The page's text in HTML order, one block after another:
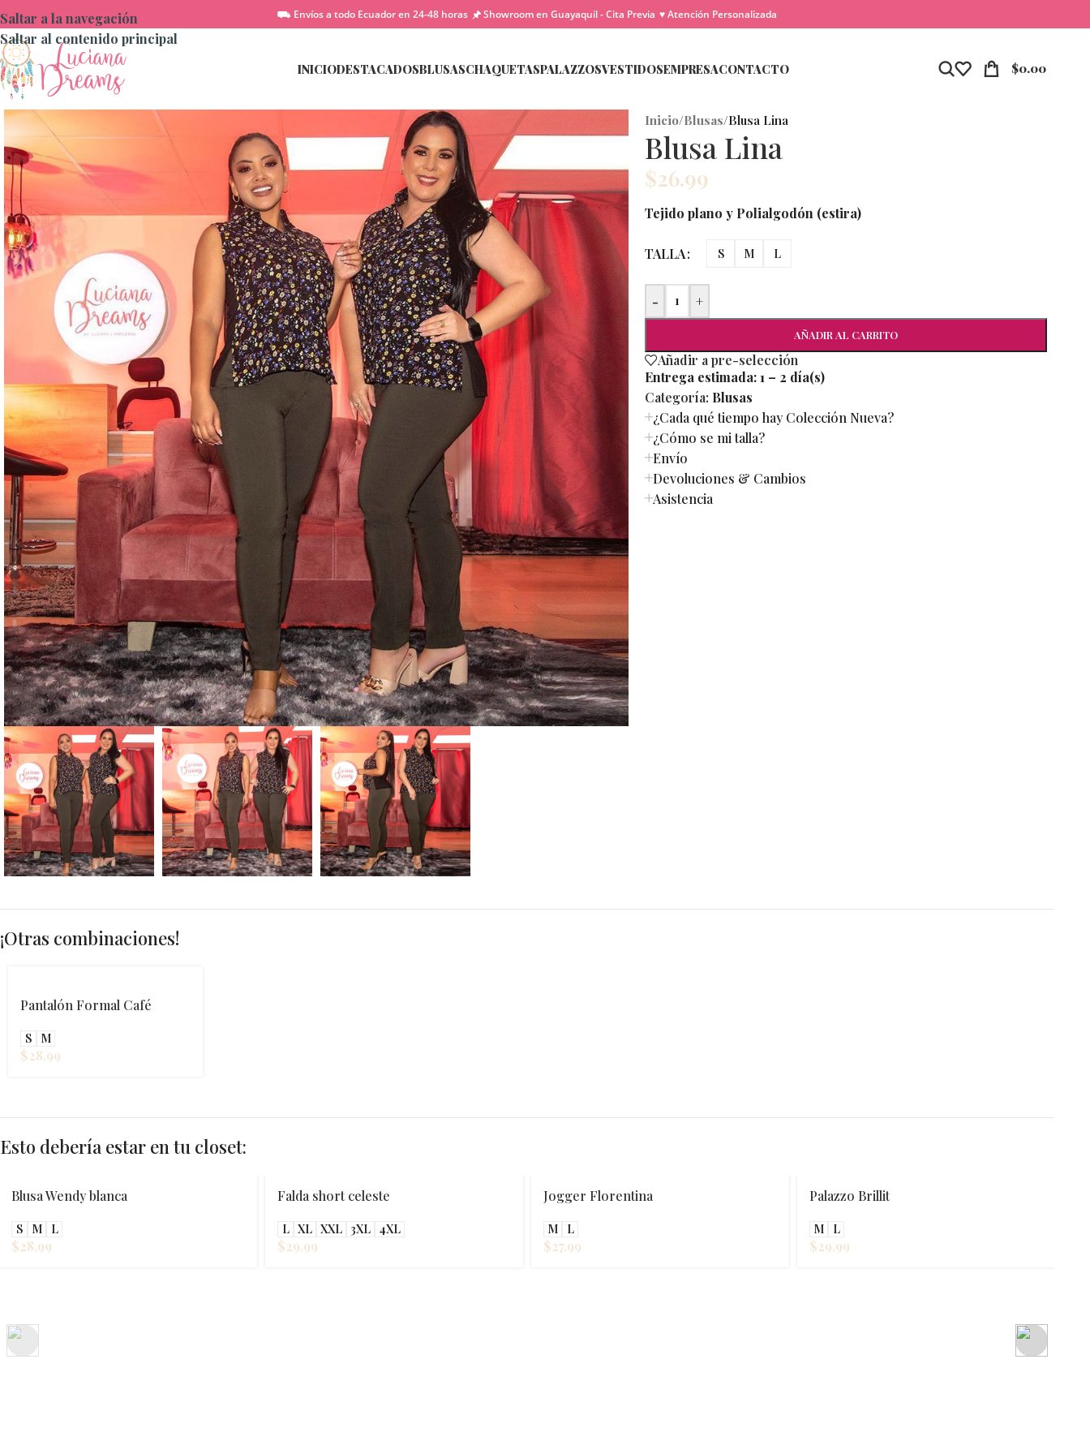
Saltar a la navegación
Saltar al contenido principal
⛟ Envíos a todo Ecuador en 24-48 horas 🖈 Showroom en Guayaquil - Cita Previa ♥ Atención Personalizada
INICIODESTACADOSBLUSASCHAQUETASPALAZZOSVESTIDOSEMPRESACONTACTO $0.00
Inicio/Blusas/Blusa Lina
Blusa Lina
$26.99
Tejido plano y Polialgodón (estira)
TALLA S M L
- +
AÑADIR AL CARRITO
Añadir a pre-selección
Entrega estimada:1 – 2 día(s)
Categoría: Blusas
¿Cada qué tiempo hay Colección Nueva?
¿Cómo se mi talla?
Envío
Devoluciones & Cambios
Asistencia
¡Otras combinaciones!
Pantalón Formal Café
S M
$28.99
Esto debería estar en tu closet:
Falda short celeste Jogger Florentina
M L
Palazzo Brillit